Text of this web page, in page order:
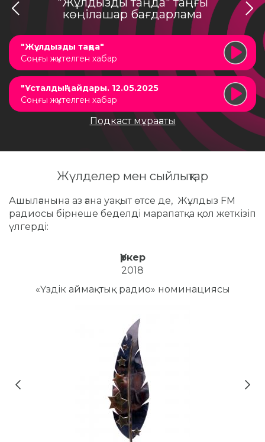
көңілашар бағдарлама
"Жұлдызды таңда"
Соңғы жүктелген хабар
"Ұсталдың" айдары. 12.05.2025
Соңғы жүктелген хабар
Подкаст мұрағаты
Жүлделер мен сыйлықтар
Ашылғанына аз ғана уақыт өтсе де, Жұлдыз FM
радиосы бірнеше беделді марапатқа қол жеткізіп
үлгерді:
Үркер
2018
«Үздік аймақтық радио» номинациясы